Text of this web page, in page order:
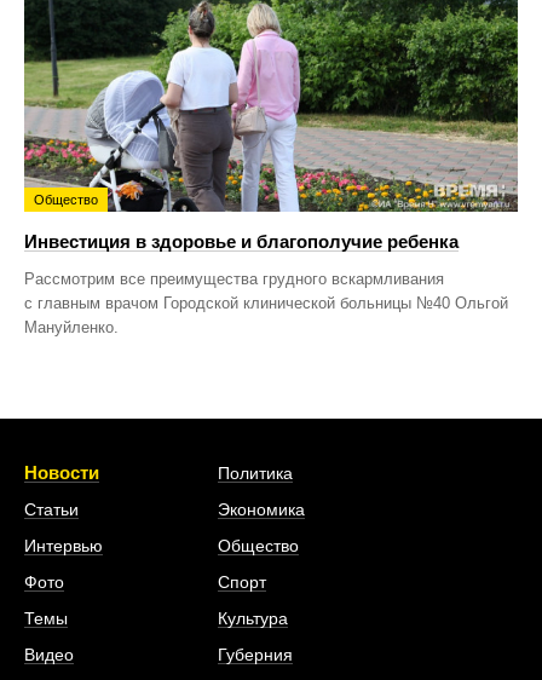
Общество
Инвестиция в здоровье и благополучие ребенка
Рассмотрим все преимущества грудного вскармливания
с главным врачом Городской клинической больницы №40 Ольгой
Мануйленко.
Новости
Статьи
Интервью
Фото
Темы
Видео
Политика
Экономика
Общество
Спорт
Культура
Губерния